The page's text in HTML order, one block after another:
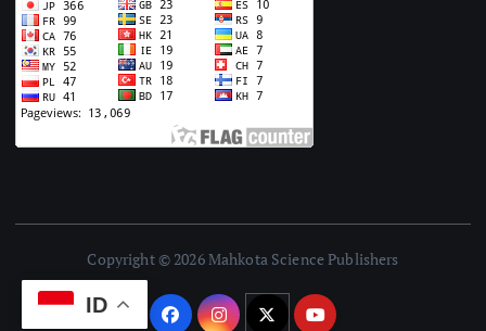
Copyright © 2026 Mahkota Science Publishers
ID